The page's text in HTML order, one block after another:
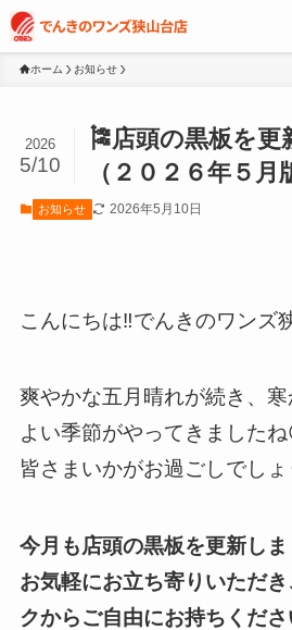
ホーム お知らせ
🎏店頭の黒板を更
（２０２６年５月
2026
5/10
お知らせ 2026年5月10日
こんにちは‼️でんきのワンズ
爽やかな五月晴れが続き、
よい季節がやってきましたね
皆さまいかがお過ごしでしょ
今月も店頭の黒板を更新しま
お気軽にお立ち寄りいただ
クからご自由にお持ちくだ